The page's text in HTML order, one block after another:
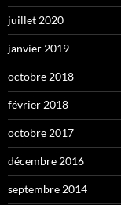
juillet 2020
janvier 2019
octobre 2018
février 2018
octobre 2017
décembre 2016
septembre 2014